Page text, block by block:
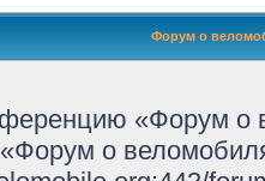
Форум о
«Форум о
о